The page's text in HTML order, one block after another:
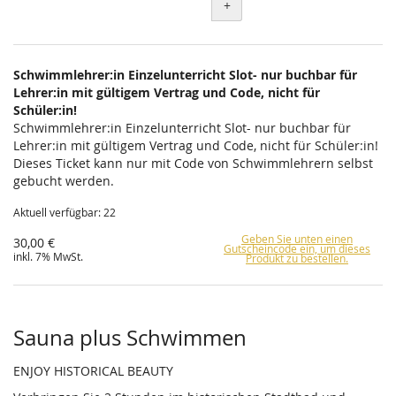
+
Schwimmlehrer:in Einzelunterricht Slot- nur buchbar für
Lehrer:in mit gültigem Vertrag und Code, nicht für
Schüler:in!
Schwimmlehrer:in Einzelunterricht Slot- nur buchbar für
Lehrer:in mit gültigem Vertrag und Code, nicht für Schüler:in!
Dieses Ticket kann nur mit Code von Schwimmlehrern selbst
gebucht werden.
Aktuell verfügbar: 22
30,00 €
inkl. 7% MwSt.
Geben Sie unten einen
Gutscheincode ein, um dieses
Produkt zu bestellen.
Sauna plus Schwimmen
ENJOY HISTORICAL BEAUTY